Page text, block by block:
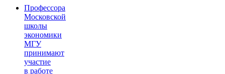
Профессора
Московской
школы
экономики
МГУ
принимают
участие
в работе